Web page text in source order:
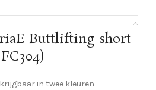
Buttlifting short
in twee kleuren